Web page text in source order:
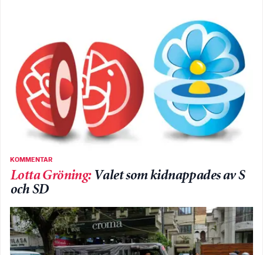
KOMMENTAR
Lotta Gröning: Valet som kidnappades av S
och SD